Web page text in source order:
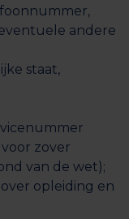
andere
staat,
zover
van de wet);
opleiding en